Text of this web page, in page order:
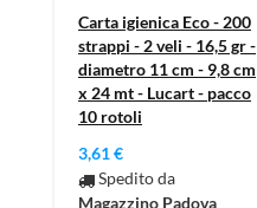
Carta igienica Eco - 200
strappi - 2 veli - 16,5 gr -
diametro 11 cm - 9,8 cm
x 24 mt - Lucart - pacco
10 rotoli
3,61 €
Spedito da
Magazzino Padova